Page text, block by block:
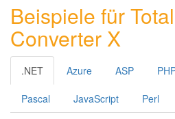
Beispiele für
Converter X
.NET Azure ASP
Pascal JavaScript Perl